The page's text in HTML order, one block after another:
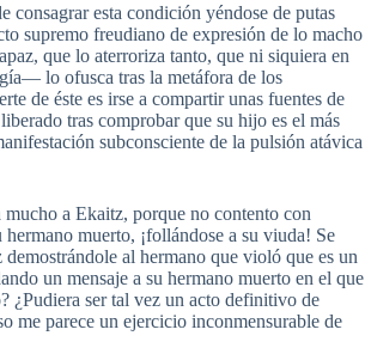
consagrar esta condición yéndose de putas
supremo freudiano de expresión de lo macho
que lo aterroriza tanto, que ni siquiera en
lo ofusca tras la metáfora de los
de éste es irse a compartir unas fuentes de
tras comprobar que su hijo es el más
subconsciente de la pulsión atávica
mucho a Ekaitz, porque no contento con
hermano muerto, ¡follándose a su viuda! Se
al hermano que violó que es un
un mensaje a su hermano muerto en el que
¿Pudiera ser tal vez un acto definitivo de
me parece un ejercicio inconmensurable de